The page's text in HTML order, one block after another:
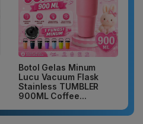
Botol Gelas Minum
Lucu Vacuum Flask
Stainless TUMBLER
900ML Coffee...